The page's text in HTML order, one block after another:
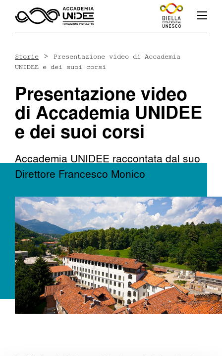
Corsi
Docenti
Dove siamo
Iscrizioni
Storie > Presentazione video di Accademia
UNIDEE e dei suoi corsi
Presentazione video
di Accademia UNIDEE
e dei suoi corsi
Accademia UNIDEE raccontata dal suo
Direttore Francesco Monico